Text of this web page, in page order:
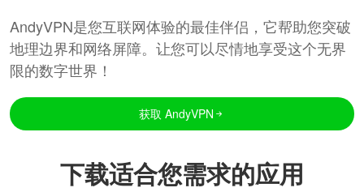
AndyVPN是您互联网体验的最佳伴侣，它帮助您突破
地理边界和网络屏障。让您可以尽情地享受这个无界
限的数字世界！
获取 AndyVPN
下载适合您需求的应用